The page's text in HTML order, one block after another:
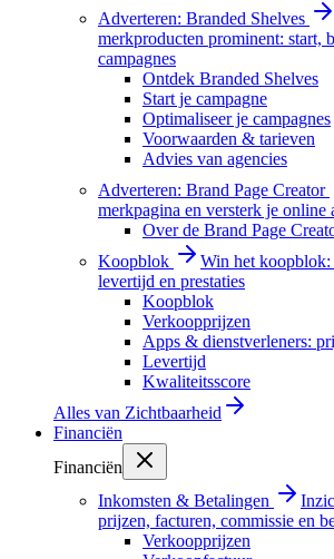
Adverteren: Branded Shelves
merkproducten prominent: start,
campagnes
Ontdek Branded Shelves
Start je campagne
Optimaliseer je campagnes
Voorwaarden & tarieven
Advies van agencies
Adverteren: Brand Page Creator
merkpagina en versterk je online
Over de Brand Page
Koopblok
Win het
levertijd en prestaties
Koopblok
Verkoopprijzen
Apps & dienstverleners:
Levertijd
Kwaliteitsscore
Alles van Zichtbaarheid
Financiën
Financiën
Inkomsten & Betalingen
prijzen, facturen, commissie en
Verkoopprijzen